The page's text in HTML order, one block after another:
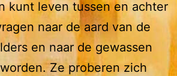
kunt leven tussen en achter
naar de aard van de
en naar de gewassen
Ze proberen zich